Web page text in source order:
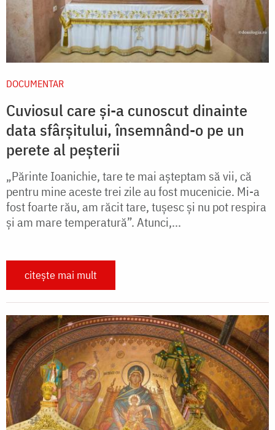
DOCUMENTAR
Cuviosul care și-a cunoscut dinainte
data sfârșitului, însemnând-o pe un
perete al peșterii
„Părinte Ioanichie, tare te mai așteptam să vii, că
pentru mine aceste trei zile au fost mucenicie. Mi-a
fost foarte rău, am răcit tare, tușesc și nu pot respira
și am mare temperatură”. Atunci,...
citește mai mult